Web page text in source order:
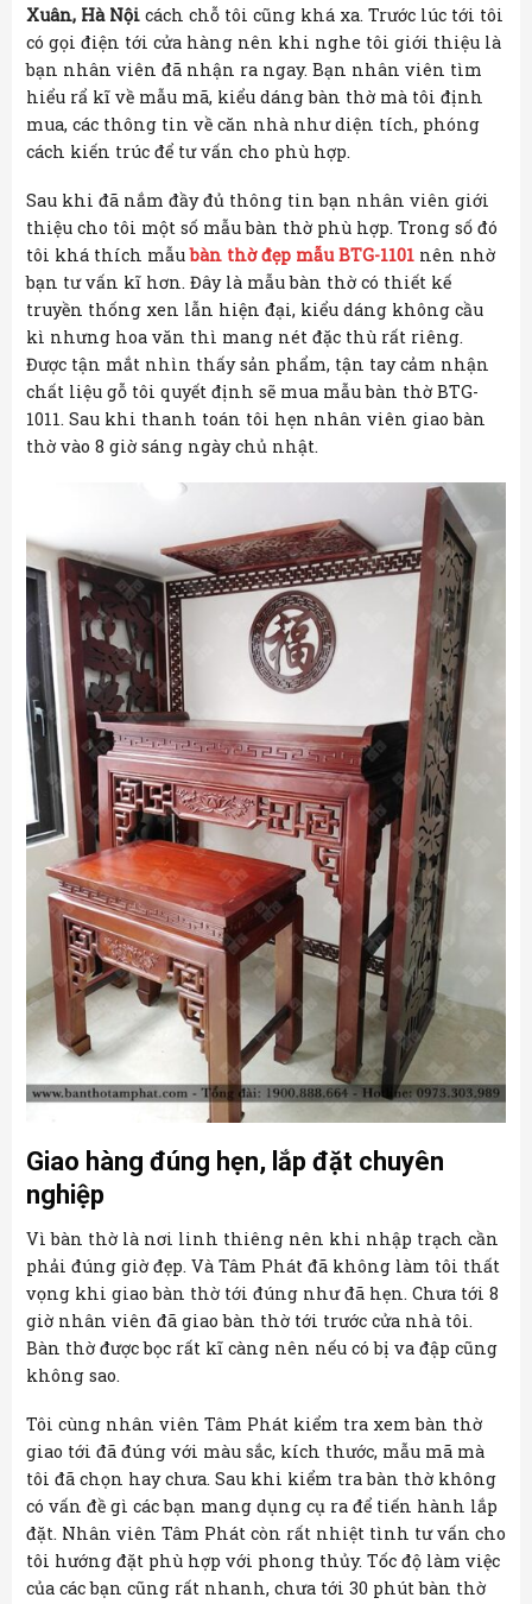
Xuân, Hà Nội cách chỗ tôi cũng khá xa. Trước lúc tới tôi
có gọi điện tới cửa hàng nên khi nghe tôi giới thiệu là
bạn nhân viên đã nhận ra ngay. Bạn nhân viên tìm
hiểu rẩ kĩ về mẫu mã, kiểu dáng bàn thờ mà tôi định
mua, các thông tin về căn nhà như diện tích, phóng
cách kiến trúc để tư vấn cho phù hợp.
Sau khi đã nắm đầy đủ thông tin bạn nhân viên giới
thiệu cho tôi một số mẫu bàn thờ phù hợp. Trong số đó
tôi khá thích mẫubàn thờ đẹp mẫu BTG-1101 nên nhờ
bạn tư vấn kĩ hơn. Đây là mẫu bàn thờ có thiết kế
truyền thống xen lẫn hiện đại, kiểu dáng không cầu
kì nhưng hoa văn thì mang nét đặc thù rất riêng.
Được tận mắt nhìn thấy sản phẩm, tận tay cảm nhận
chất liệu gỗ tôi quyết định sẽ mua mẫu bàn thờ BTG-
1011. Sau khi thanh toán tôi hẹn nhân viên giao bàn
thờ vào 8 giờ sáng ngày chủ nhật.
Giao hàng đúng hẹn, lắp đặt chuyên
nghiệp
Vì bàn thờ là nơi linh thiêng nên khi nhập trạch cần
phải đúng giờ đẹp. Và Tâm Phát đã không làm tôi thất
vọng khi giao bàn thờ tới đúng như đã hẹn. Chưa tới 8
giờ nhân viên đã giao bàn thờ tới trước cửa nhà tôi.
Bàn thờ được bọc rất kĩ càng nên nếu có bị va đập cũng
không sao.
Tôi cùng nhân viên Tâm Phát kiểm tra xem bàn thờ
giao tới đã đúng với màu sắc, kích thước, mẫu mã mà
tôi đã chọn hay chưa. Sau khi kiểm tra bàn thờ không
có vấn đề gì các bạn mang dụng cụ ra để tiến hành lắp
đặt. Nhân viên Tâm Phát còn rất nhiệt tình tư vấn cho
tôi hướng đặt phù hợp với phong thủy. Tốc độ làm việc
của các bạn cũng rất nhanh, chưa tới 30 phút bàn thờ